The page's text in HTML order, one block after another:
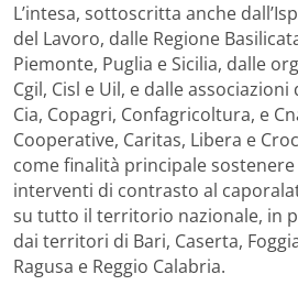
L’intesa, sottoscritta anche
del Lavoro, dalle Regione
Piemonte, Puglia e Sicilia, dalle
Cgil, Cisl e Uil, e dalle
Cia, Copagri, Confagricoltura, e
Cooperative, Caritas, Libera e
come finalità principale
interventi di contrasto al
su tutto il territorio nazionale, in
dai territori di Bari, Caserta,
Ragusa e Reggio Calabria.